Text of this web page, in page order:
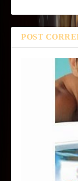
POST